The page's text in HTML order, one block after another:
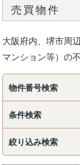
売買物件
大阪府内、堺市周
マンション等）の
物件番号検索
条件検索
絞り込み検索